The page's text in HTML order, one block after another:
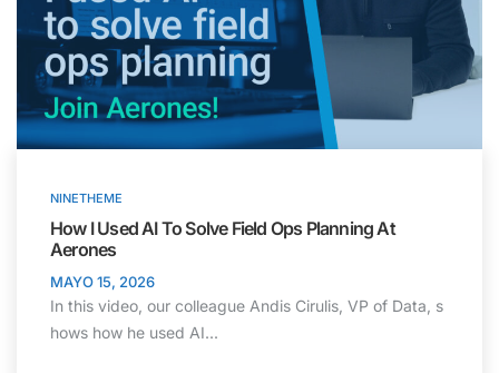
NINETHEME
How I Used AI To Solve Field Ops Planning At
Aerones
MAYO 15, 2026
In this video, our colleague Andis Cirulis, VP of Data, s
hows how he used AI...